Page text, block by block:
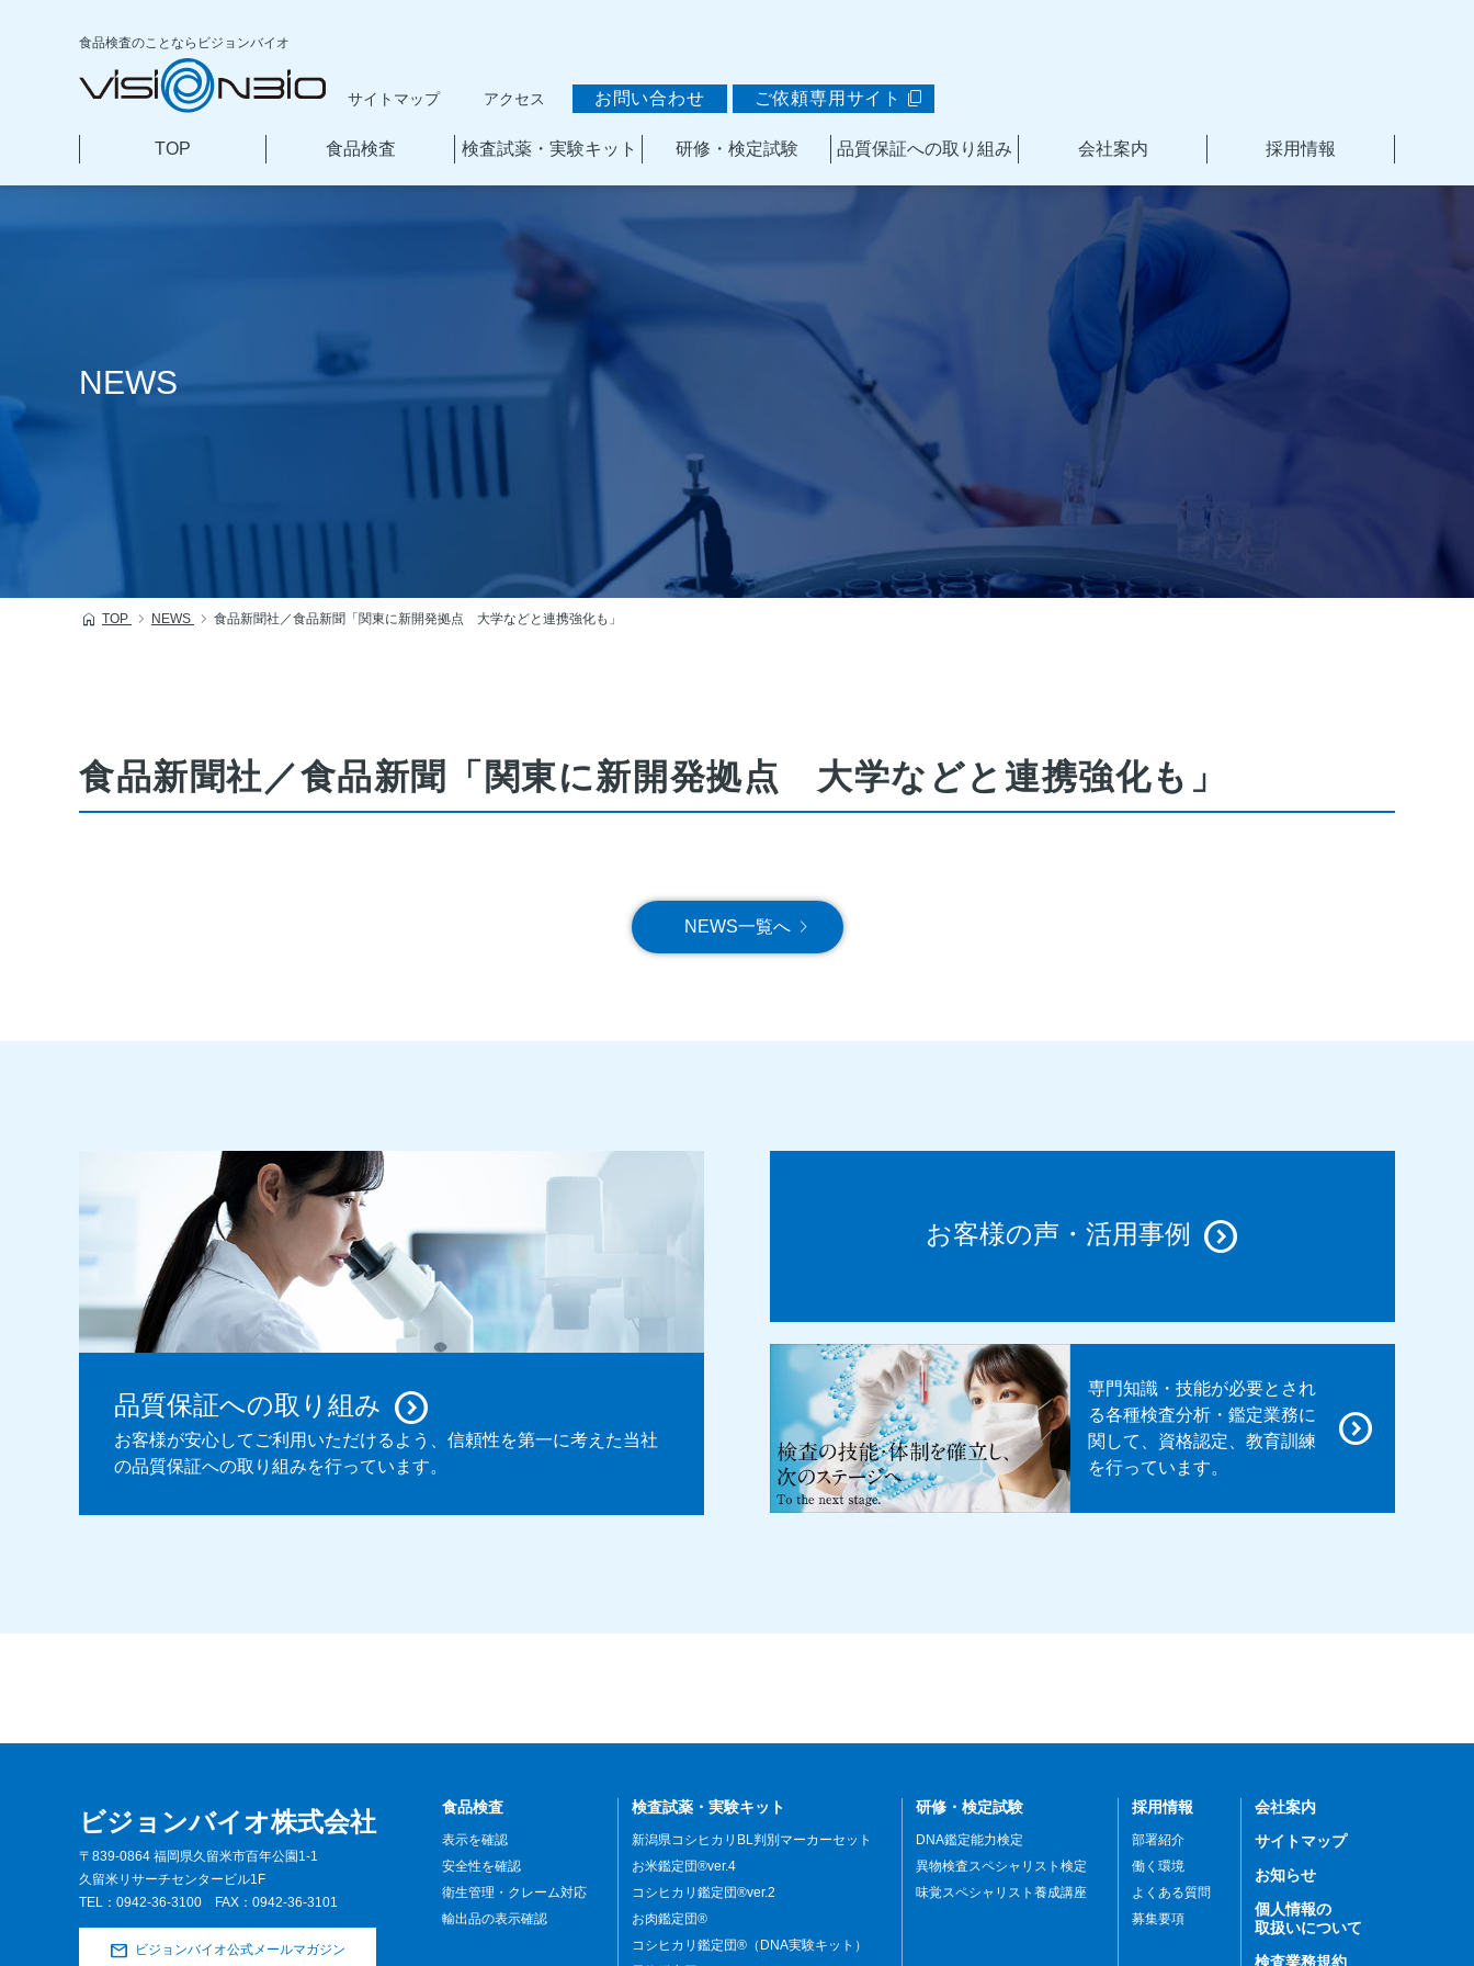
食品検査のことなら ビジョンバイオ
サイトマップ アクセス お問い合わせ ご依頼専用サイト
TOP 食品検査 検査試薬・実験キット 研修・検定試験 品質保証への取り組み 会社案内 採用情報
NEWS
TOP NEWS 食品新聞社／食品新聞「関東に新開発拠点 大学などと連携強化も」
食品新聞社／食品新聞「関東に新開発拠点 大学などと連携強化も」
NEWS一覧へ
品質保証への取り組み
お客様が安心してご利用いただけるよう、信頼性を第一に考えた当社
の品質保証への取り組みを行っています。
お客様の声・活用事例
専門知識・技能が必要とされ
る各種検査分析・鑑定業務に
関して、資格認定、教育訓練
を行っています。
ビジョンバイオ株式会社
〒839-0864 福岡県久留米市百年公園1-1
久留米リサーチセンタービル1F
TEL： 0942-36-3100 FAX：0942-36-3101
ビジョンバイオ公式メールマガジン
食品検査
表示を確認
安全性を確認
衛生管理・クレーム対応
輸出品の表示確認
検査試薬・実験キット
新潟県コシヒカリBL判別マーカーセット
お米鑑定団®ver.4
コシヒカリ鑑定団®ver.2
お肉鑑定団®
コシヒカリ鑑定団®（DNA実験キット）
研修・検定試験
DNA鑑定能力検定
異物検査スペシャリスト検定
味覚スペシャリスト養成講座
採用情報
部署紹介
働く環境
よくある質問
募集要項
会社案内
サイトマップ
お知らせ
個人情報の
取扱いについて
検査業務規約